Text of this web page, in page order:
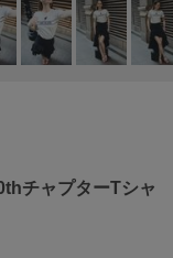
チャプターTシャ